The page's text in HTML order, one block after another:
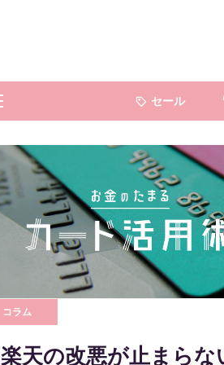
セール
コラム
楽天の改悪が止まら